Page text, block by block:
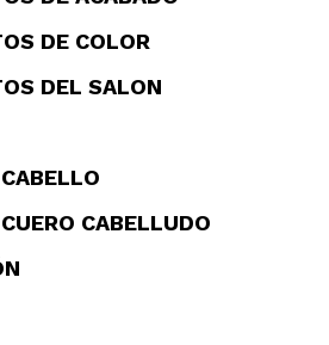
DE COLOR
DEL SALON
CABELLUDO